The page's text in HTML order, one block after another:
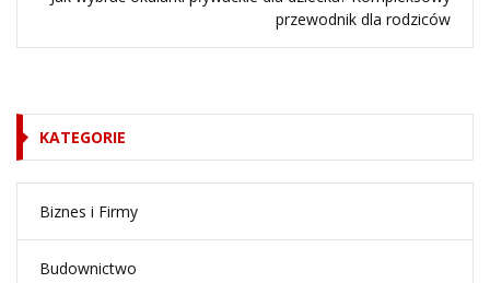
przewodnik dla rodziców
KATEGORIE
Biznes i Firmy
Budownictwo